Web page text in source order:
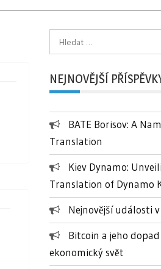
NEJNOVĚJŠÍ
BATE Borisov: A
Translation
Kiev Dynamo:
Translation of Dynamo
Nejnovější události
Bitcoin a jeho
ekonomický svět